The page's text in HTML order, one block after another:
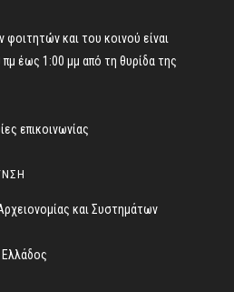
και του κοινού είναι
έως 1:00 μμ από τη θυρίδα της
επικοινωνίας
και Συστημάτων
Ελλάδος